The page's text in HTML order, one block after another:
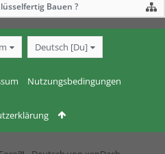
Bauen ?
Deutsch [Du]
Nutzungsbedingungen